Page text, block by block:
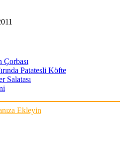
Çorbası
Patatesli Köfte
Salatası
Ekleyin